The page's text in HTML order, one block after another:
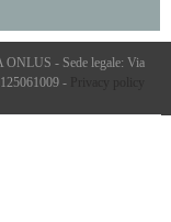
- Sede legale: Via
-